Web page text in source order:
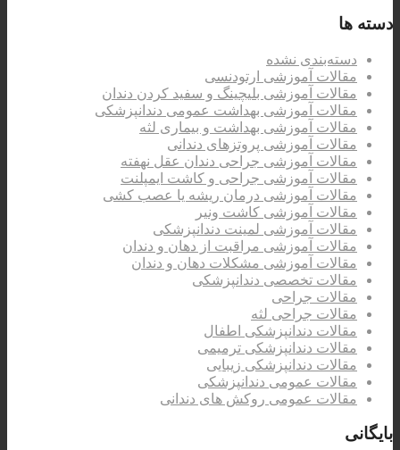
دسته ها
دسته‌بندی نشده
مقالات آموزشی ارتودنسی
مقالات آموزشی بلیچینگ و سفید کردن دندان
مقالات آموزشی بهداشت عمومی دندانپزشکی
مقالات آموزشی بهداشت و بیماری لثه
مقالات آموزشی پروتزهای دندانی
مقالات آموزشی جراحی دندان عقل نهفته
مقالات آموزشی جراحی و کاشت ایمپلنت
مقالات آموزشی درمان ریشه یا عصب کشی
مقالات آموزشی کاشت ونیر
مقالات آموزشی لمینت دندانپزشکی
مقالات آموزشی مراقبت از دهان و دندان
مقالات آموزشی مشکلات دهان و دندان
مقالات تخصصی دندانپزشکی
مقالات جراحی
مقالات جراحی لثه
مقالات دندانپزشکی اطفال
مقالات دندانپزشکی ترمیمی
مقالات دندانپزشکی زیبایی
مقالات عمومی دندانپزشکی
مقالات عمومی روکش های دندانی
بایگانی